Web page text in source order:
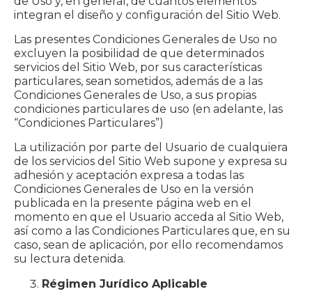
integran el diseño y configuración del Sitio Web.
Las presentes Condiciones Generales de Uso no
excluyen la posibilidad de que determinados
servicios del Sitio Web, por sus características
particulares, sean sometidos, además de a las
Condiciones Generales de Uso, a sus propias
condiciones particulares de uso (en adelante, las
“Condiciones Particulares”)
La utilización por parte del Usuario de cualquiera
de los servicios del Sitio Web supone y expresa su
adhesión y aceptación expresa a todas las
Condiciones Generales de Uso en la versión
publicada en la presente página web en el
momento en que el Usuario acceda al Sitio Web,
así como a las Condiciones Particulares que, en su
caso, sean de aplicación, por ello recomendamos
su lectura detenida.
Régimen Jurídico Aplicable